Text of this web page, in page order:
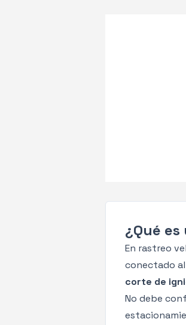
¿Qué es
En rastreo
conectado
corte de
No debe